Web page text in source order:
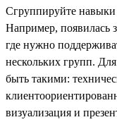
Сгруппируйте
Например, появилась
где нужно
нескольких групп.
быть такими:
визуализация и